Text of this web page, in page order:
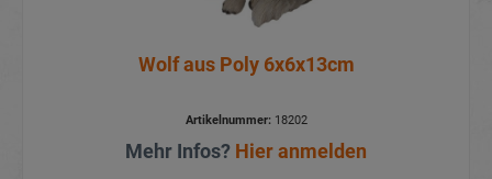
Wolf aus Poly 6x6x13cm
Artikelnummer:18202
Mehr Infos? Hier anmelden